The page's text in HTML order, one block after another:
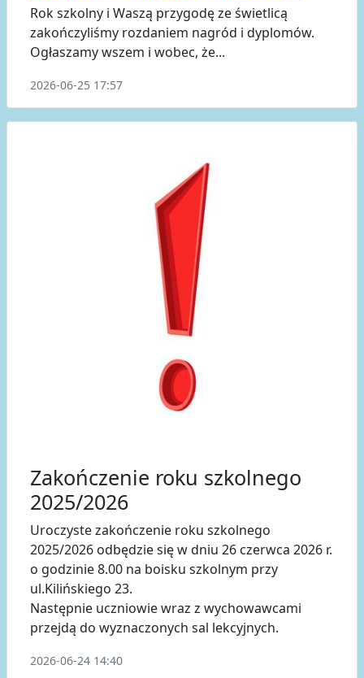
Rok szkolny i Waszą przygodę ze świetlicą
zakończyliśmy rozdaniem nagród i dyplomów.
Ogłaszamy wszem i wobec, że...
2026-06-25 17:57
Zakończenie roku szkolnego
2025/2026
Uroczyste zakończenie roku szkolnego
2025/2026 odbędzie się w dniu 26 czerwca 2026 r.
o godzinie 8.00 na boisku szkolnym przy
ul.Kilińskiego 23.
Następnie uczniowie wraz z wychowawcami
przejdą do wyznaczonych sal lekcyjnych.
2026-06-24 14:40